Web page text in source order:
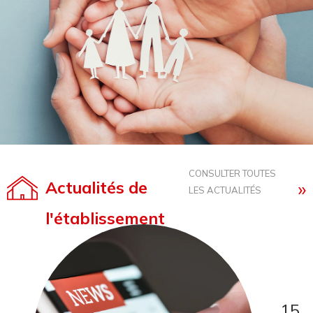
Actualités de
l'établissement
CONSULTER TOUTES
LES ACTUALITÉS